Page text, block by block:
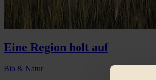
Eine Region holt auf
Bio & Natur